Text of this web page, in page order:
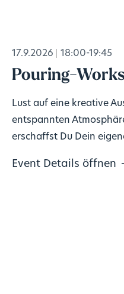
17.9.2026 18:00-19:45
Pouring-
Lust auf eine kreative
entspannten
erschaffst Du Dein
Event Details öffnen